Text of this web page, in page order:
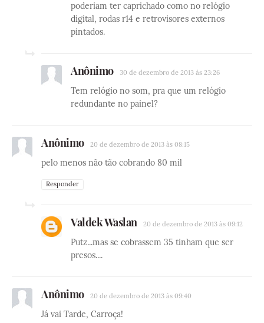
poderiam ter caprichado como no relógio
digital, rodas r14 e retrovisores externos
pintados.
Anônimo 30 de dezembro de 2013 às 23:26
Tem relógio no som, pra que um relógio
redundante no painel?
Anônimo 20 de dezembro de 2013 às 08:15
pelo menos não tão cobrando 80 mil
Responder
Valdek Waslan 20 de dezembro de 2013 às 09:12
Putz...mas se cobrassem 35 tinham que ser
presos....
Anônimo 20 de dezembro de 2013 às 09:40
Já vai Tarde, Carroça!